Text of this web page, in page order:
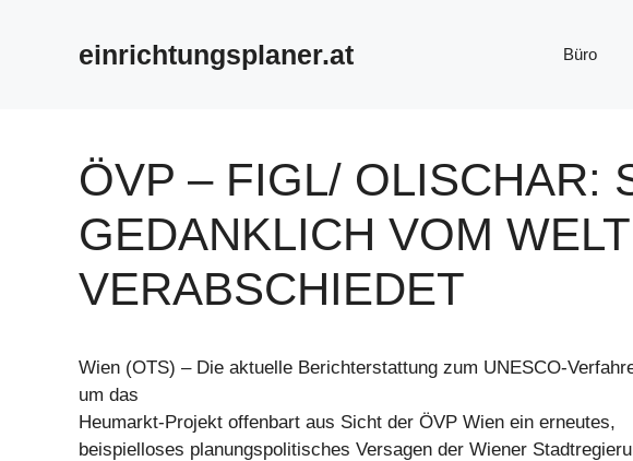
einrichtungsplaner.at Büro
ÖVP – FIGL/ OLISCHAR:
GEDANKLICH VOM
VERABSCHIEDET
Wien (OTS) – Die aktuelle Berichterstattung zum UNESCO-
um das
Heumarkt-Projekt offenbart aus Sicht der ÖVP Wien ein erneutes,
beispielloses planungspolitisches Versagen der Wiener